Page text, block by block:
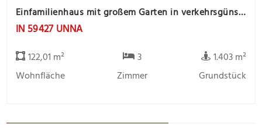
Einfamilienhaus mit großem Garten in verkehrsgünstiger Lage und Wohnmobilstellfläche
IN 59427 UNNA
122,01 m²
Wohnfläche
3
Zimmer
1.403 m²
Grundstück